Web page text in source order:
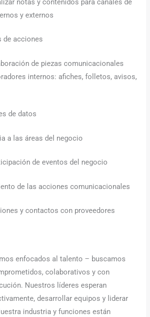
notas y contenidos para canales de
y externos
de acciones
de piezas comunicacionales
internos: afiches, folletos, avisos,
de datos
a las áreas del negocio
de eventos del negocio
de las acciones comunicacionales
y contactos con proveedores
enfocados al talento – buscamos
colaborativos y con
Nuestros líderes esperan
desarrollar equipos y liderar
industria y funciones están